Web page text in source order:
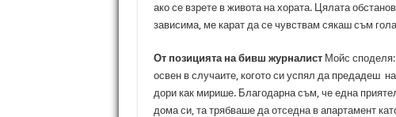
ако се взрете в живота на хората. Цялата
зависима, ме карат да се чувствам сякаш съм
От позицията на бивш журналистМойс споделя:
освен в случаите, когото си успял да предадеш
дори как мирише. Благодарна съм, че една
дома си, та трябваше да отседна в апартамент